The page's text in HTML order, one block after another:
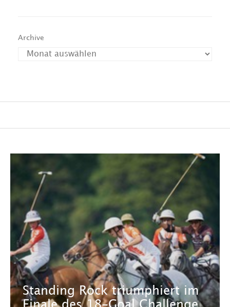
Archive
Standing Rock triumphiert im